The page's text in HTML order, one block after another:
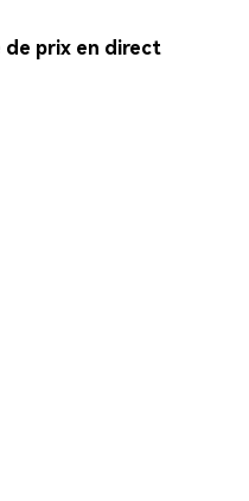
de prix en direct